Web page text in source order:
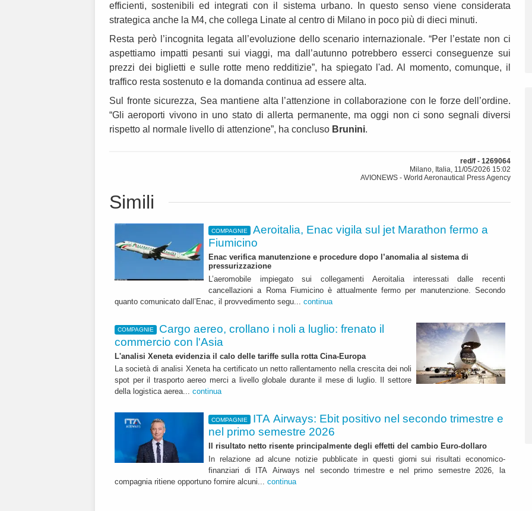
efficienti, sostenibili ed integrati con il sistema urbano. In questo senso viene considerata
strategica anche la M4, che collega Linate al centro di Milano in poco più di dieci minuti.
Resta però l’incognita legata all’evoluzione dello scenario internazionale. “Per l’estate non ci
aspettiamo impatti pesanti sui viaggi, ma dall’autunno potrebbero esserci conseguenze sui
prezzi dei biglietti e sulle rotte meno redditizie”, ha spiegato l'ad. Al momento, comunque, il
traffico resta sostenuto e la domanda continua ad essere alta.
Sul fronte sicurezza, Sea mantiene alta l’attenzione in collaborazione con le forze dell’ordine.
“Gli aeroporti vivono in uno stato di allerta permanente, ma oggi non ci sono segnali diversi
rispetto al normale livello di attenzione”, ha concluso Brunini.
red/f - 1269064
Milano, Italia, 11/05/2026 15:02
AVIONEWS - World Aeronautical Press Agency
Simili
COMPAGNIE
Aeroitalia, Enac vigila sul jet Marathon fermo a
Fiumicino
Enac verifica manutenzione e procedure dopo l’anomalia al sistema di
pressurizzazione
L’aeromobile impiegato sui collegamenti Aeroitalia interessati dalle recenti
cancellazioni a Roma Fiumicino è attualmente fermo per manutenzione. Secondo
quanto comunicato dall’Enac, il provvedimento segu... continua
COMPAGNIE
Cargo aereo, crollano i noli a luglio: frenato il
commercio con l'Asia
L'analisi Xeneta evidenzia il calo delle tariffe sulla rotta Cina-Europa
La società di analisi Xeneta ha certificato un netto rallentamento nella crescita dei noli
spot per il trasporto aereo merci a livello globale durante il mese di luglio. Il settore
della logistica aerea... continua
COMPAGNIE
ITA Airways: Ebit positivo nel secondo trimestre e
nel primo semestre 2026
Il risultato netto risente principalmente degli effetti del cambio Euro-dollaro
In relazione ad alcune notizie pubblicate in questi giorni sui risultati economico-
finanziari di ITA Airways nel secondo trimestre e nel primo semestre 2026, la
compagnia ritiene opportuno fornire alcuni... continua